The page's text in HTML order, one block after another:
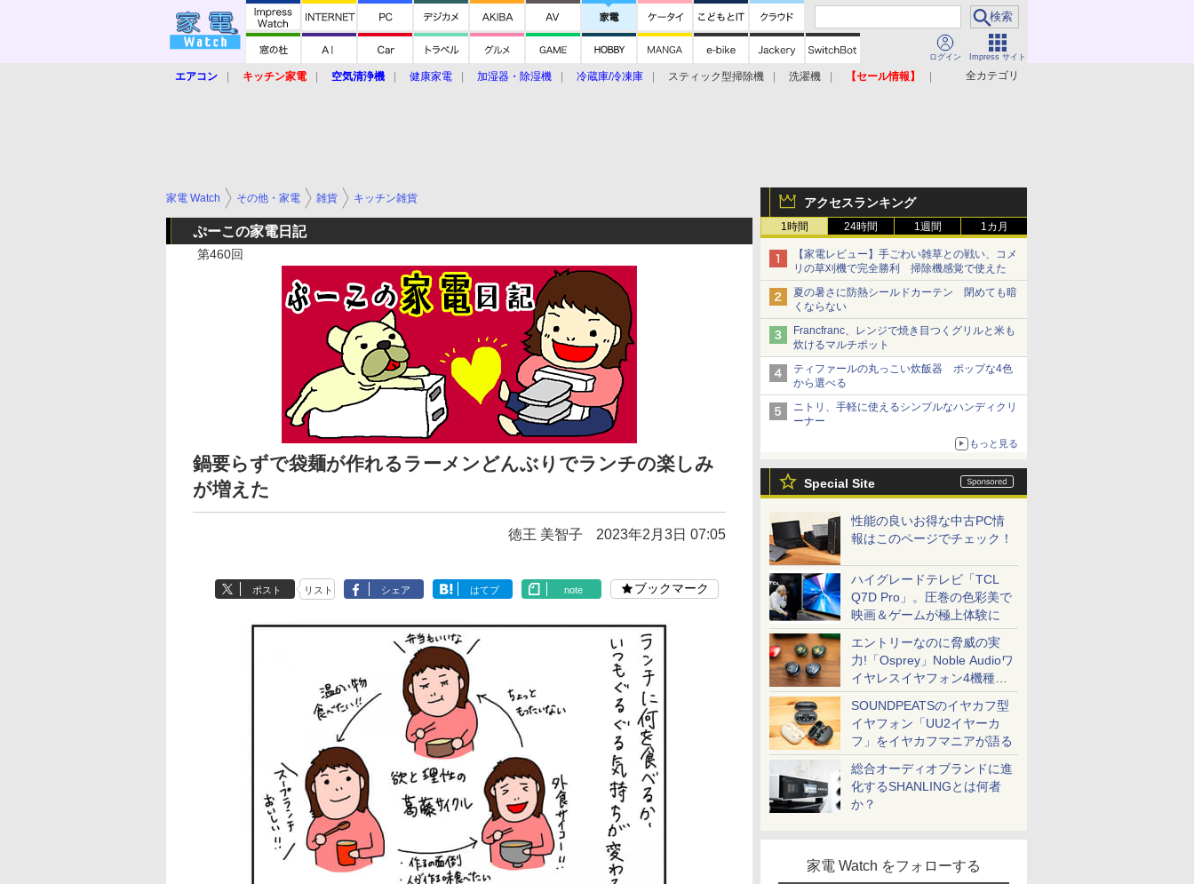
ログイン Impress サイト
全カテゴリ
エアコン キッチン家電 空気清浄機 健康家電 加湿器・除湿機 冷蔵庫/冷凍庫 スティック型掃除機 洗濯機
【セール情報】
アクセスランキング
1時間 24時間 1週間 1カ月
【家電レビュー】手ごわい雑草との戦い、コメ
リの草刈機で完全勝利 掃除機感覚で使えた
夏の暑さに防熱シールドカーテン 閉めても暗
くならない
Francfranc、レンジで焼き目つくグリルと米も
炊けるマルチポット
ティファールの丸っこい炊飯器 ポップな4色
から選べる
ニトリ、手軽に使えるシンプルなハンディクリ
ーナー
もっと見る
Special Site
性能の良いお得な中古PC情
報はこのページでチェック！
ハイグレードテレビ「TCL
Q7D Pro」。圧巻の色彩美で
映画＆ゲームが極上体験に
エントリーなのに脅威の実
力!「Osprey」Noble Audioワ
イヤレスイヤフォン4機種を
一気に聴く
SOUNDPEATSのイヤカフ型
イヤフォン「UU2イヤーカ
フ」をイヤカフマニアが語る
総合オーディオブランドに進
化するSHANLINGとは何者
か？
家電 Watch をフォローする
家電 Watch その他・家電 雑貨 キッチン雑貨
ぷーこの家電日記
第460回
鍋要らずで袋麺が作れるラーメンどんぶりでランチの楽しみ
が増えた
徳王 美智子 2023年2月3日 07:05
ポスト リスト シェア はてブ note ブックマーク